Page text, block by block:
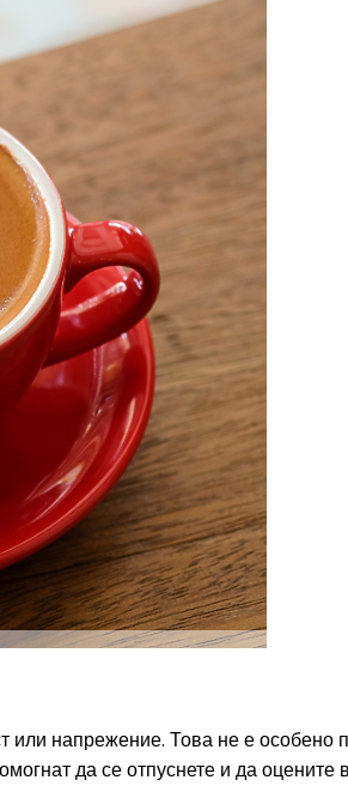
напрежение. Това не е особено
да се отпуснете и да оцените